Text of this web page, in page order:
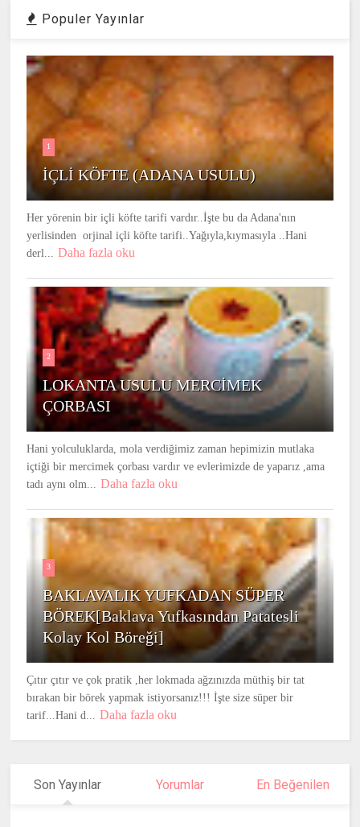
Populer Yayınlar
1
İÇLİ KÖFTE (ADANA USULU)
Her yörenin bir içli köfte tarifi vardır..İşte bu da Adana'nın
yerlisinden orjinal içli köfte tarifi..Yağıyla,kıymasıyla ..Hani
derl...
Daha fazla oku
2
LOKANTA USULU MERCİMEK
ÇORBASI
Hani yolculuklarda, mola verdiğimiz zaman hepimizin mutlaka
içtiği bir mercimek çorbası vardır ve evlerimizde de yaparız ,ama
tadı aynı olm...
Daha fazla oku
3
BAKLAVALIK YUFKADAN SÜPER
BÖREK[Baklava Yufkasından Patatesli
Kolay Kol Böreği]
Çıtır çıtır ve çok pratik ,her lokmada ağzınızda müthiş bir tat
bırakan bir börek yapmak istiyorsanız!!! İşte size süper bir
tarif...Hani d...
Daha fazla oku
Son Yayınlar Yorumlar En Beğenilen